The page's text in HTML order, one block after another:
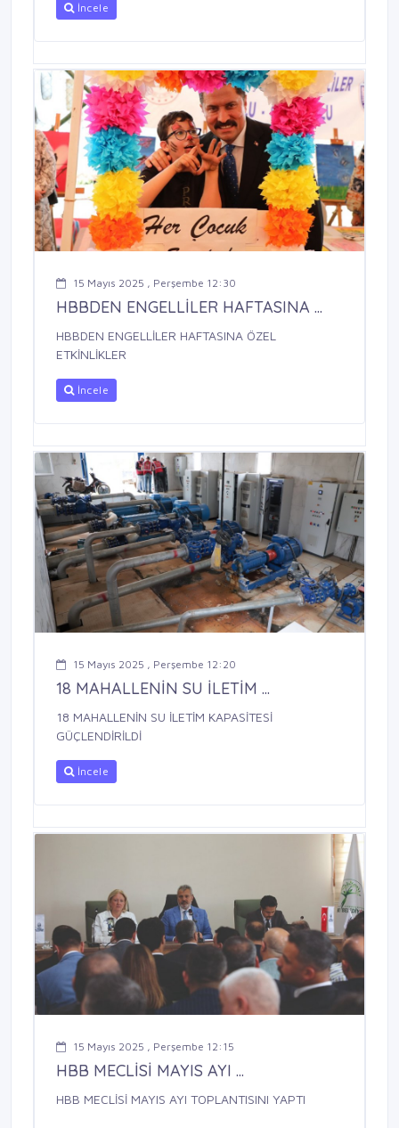
İncele
15 Mayıs 2025 , Perşembe 12:30
HBBDEN ENGELLİLER HAFTASINA ...
HBBDEN ENGELLİLER HAFTASINA ÖZEL
ETKİNLİKLER
İncele
15 Mayıs 2025 , Perşembe 12:20
18 MAHALLENİN SU İLETİM ...
18 MAHALLENİN SU İLETİM KAPASİTESİ
GÜÇLENDİRİLDİ
İncele
15 Mayıs 2025 , Perşembe 12:15
HBB MECLİSİ MAYIS AYI ...
HBB MECLİSİ MAYIS AYI TOPLANTISINI YAPTI